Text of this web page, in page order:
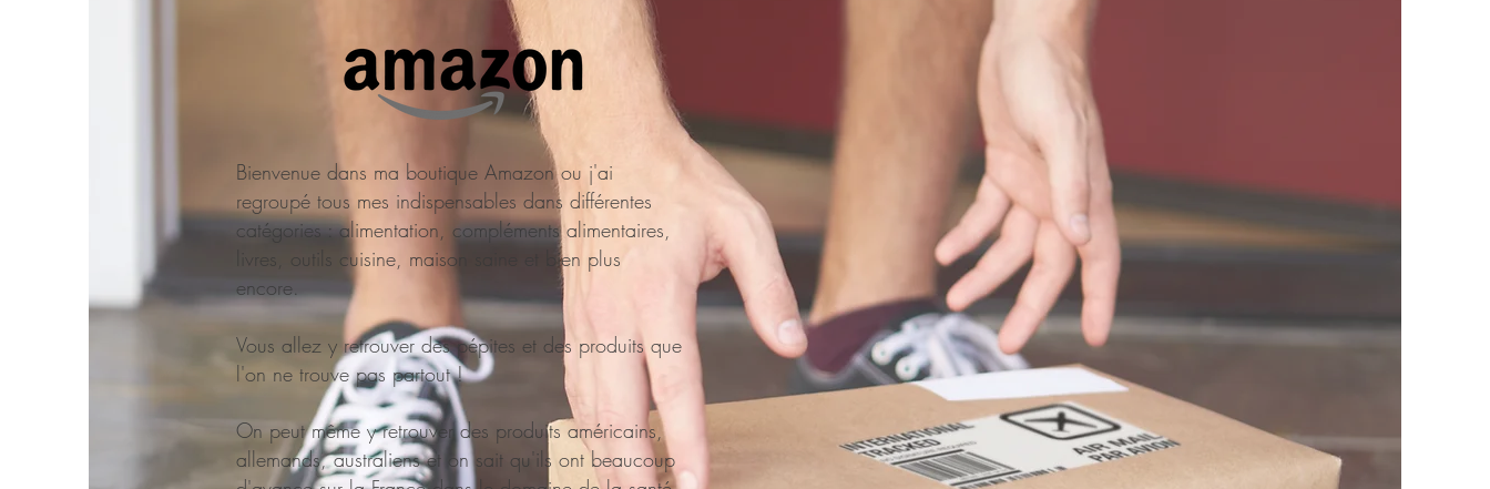
Bienvenue dans ma boutique Amazon ou j'ai
regroupé tous mes indispensables dans différentes
catégories : alimentation, compléments alimentaires,
livres, outils cuisine, maison saine et bien plus
encore.
Vous allez y retrouver des pépites et des produits que
l'on ne trouve pas partout !
On peut même y retrouver des produits américains,
allemands, australiens et on sait qu'ils ont beaucoup